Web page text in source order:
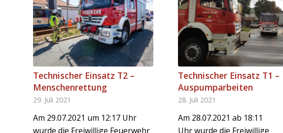
Technischer Einsatz T2 –
Menschenrettung
29. Juli 2021
Am 29.07.2021 um 12:17 Uhr
wurde die Freiwillige Feuerwehr
Technischer Einsatz T1 –
Auspumparbeiten
28. Juli 2021
Am 28.07.2021 ab 18:11
Uhr wurde die Freiwillige